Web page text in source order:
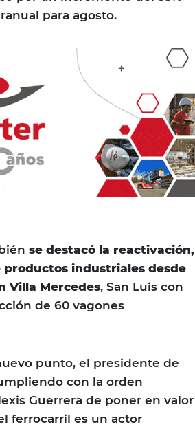
para agosto.
se destacó la reactivación,
industriales desde
Villa Mercedes, San Luis con
de 60 vagones
punto, el presidente de
con la orden
Guerrera de poner en valor
ferrocarril es un actor